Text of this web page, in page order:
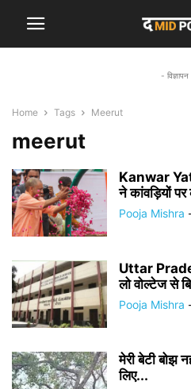
-
Home Tags Meerut
meerut
Kanwar
ने कांवड़ियों
Pooja Mishra
Uttar
लो वोल्टेज से
Pooja Mishra
मेरी बेटी बोझ
लिए...